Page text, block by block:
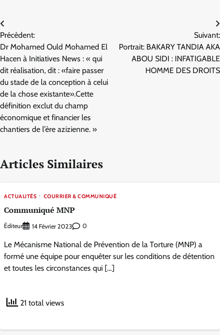
Navigation
de
l’article
Précèdent:
Dr Mohamed Ould Mohamed El
Hacen à Initiatives News : « qui
dit réalisation, dit : «faire passer
du stade de la conception à celui
de la chose existante».Cette
définition exclut du champ
économique et financier les
chantiers de l’ère azizienne. »
Suivant:
Portrait: BAKARY TANDIA AKA
ABOU SIDI : INFATIGABLE
HOMME DES DROITS
Articles Similaires
ACTUALITÉS COURRIER & COMMUNIQUÉ
Communiqué MNP
Éditeur 14 Février 2023 0
Le Mécanisme National de Prévention de la Torture (MNP) a
formé une équipe pour enquêter sur les conditions de détention
et toutes les circonstances qui […]
21 total views